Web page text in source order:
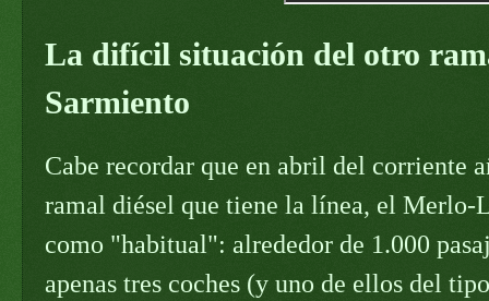
La difícil situación del otro
Sarmiento
Cabe recordar que en abril del corriente
ramal diésel que tiene la línea, el Merlo-
como "habitual": alrededor de 1.000
apenas tres coches (y uno de ellos del